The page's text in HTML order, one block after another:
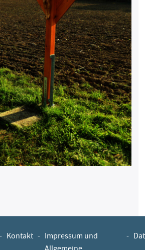
- Kontakt - Impressum und
-